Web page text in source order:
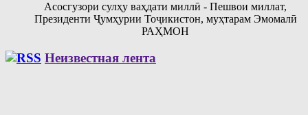
Асосгузори сулҳу ваҳдати миллӣ - Пешвои миллат,
Президенти Ҷумҳурии Тоҷикистон, муҳтарам Эмомалӣ
РАҲМОН
Неизвестная лента